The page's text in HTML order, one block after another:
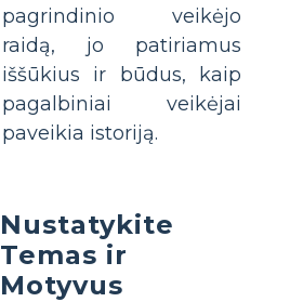
pagrindinio veikėjo
raidą, jo patiriamus
iššūkius ir būdus, kaip
pagalbiniai veikėjai
paveikia istoriją.
Nustatykite
Temas ir
Motyvus